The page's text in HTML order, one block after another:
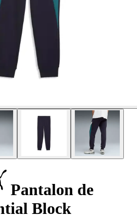
Pantalon de
Block